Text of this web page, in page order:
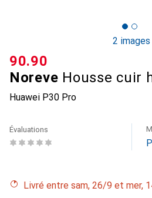
2 images
Noreve Housse cuir
Huawei P30 Pro
CHF
90.90
Évaluations
Livré entre sam, 26/9 et mer,